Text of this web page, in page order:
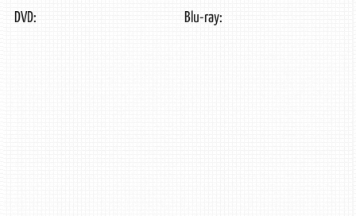
DVD: Blu-ray: